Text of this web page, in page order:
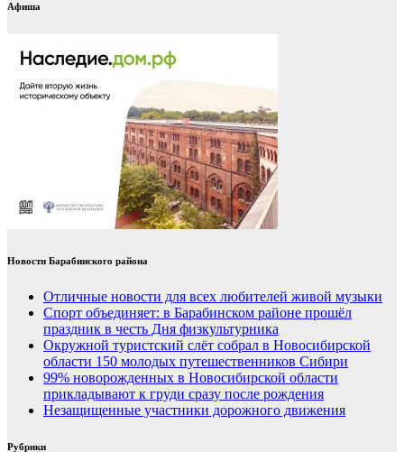
Афиша
Новости Барабинского района
Отличные новости для всех любителей живой музыки
Спорт объединяет: в Барабинском районе прошёл
праздник в честь Дня физкультурника
Окружной туристский слёт собрал в Новосибирской
области 150 молодых путешественников Сибири
99% новорожденных в Новосибирской области
прикладывают к груди сразу после рождения
Незащищенные участники дорожного движения
Рубрики